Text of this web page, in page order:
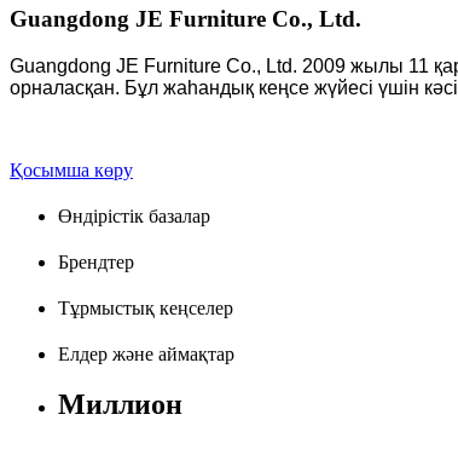
Guangdong JE Furniture Co., Ltd.
Guangdong JE Furniture Co., Ltd. 2009 жылы 11
орналасқан. Бұл жаһандық кеңсе жүйесі үшін
Қосымша көру
Өндірістік базалар
Брендтер
Тұрмыстық кеңселер
Елдер және аймақтар
Миллион